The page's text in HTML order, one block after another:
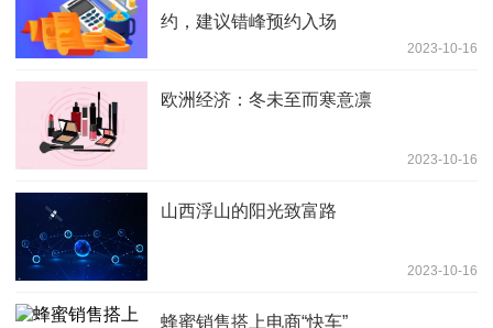
约，建议错峰预约入场
2023-10-16
欧洲经济：冬未至而寒意凛
2023-10-16
山西浮山的阳光致富路
2023-10-16
蜂蜜销售搭上电商“快车”